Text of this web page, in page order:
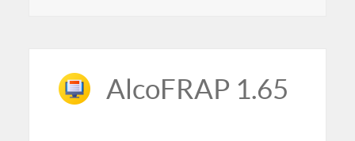
AlcoFRAP 1.65